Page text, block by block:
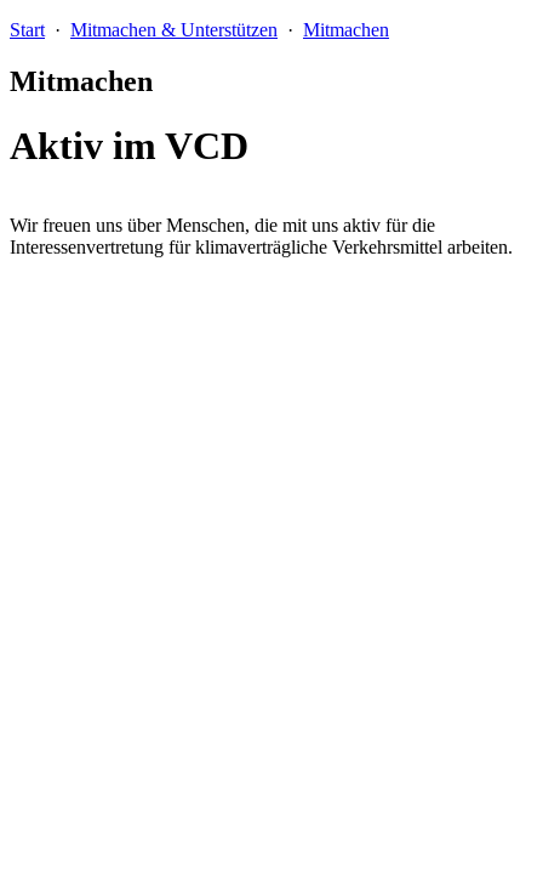
Start · Mitmachen & Unterstützen · Mitmachen
Mitmachen
Aktiv im VCD
Wir freuen uns über Menschen, die mit uns aktiv für die
Interessenvertretung für klimaverträgliche Verkehrsmittel arbeiten.